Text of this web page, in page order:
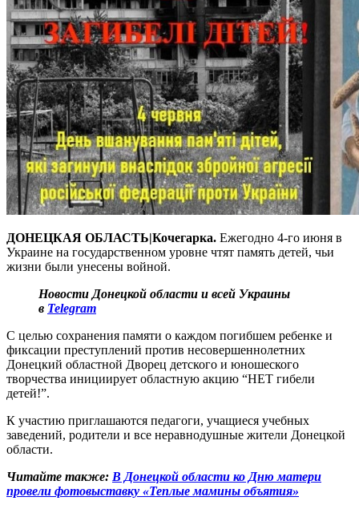
ДОНЕЦКАЯ ОБЛАСТЬ|Кочегарка. Ежегодно 4-го июня в
Украине на государственном уровне чтят память детей, чьи
жизни были унесены войной.
Новости Донецкой области и всей Украины
в Telegram
С целью сохранения памяти о каждом погибшем ребенке и
фиксации преступлений против несовершеннолетних
Донецкий областной Дворец детского и юношеского
творчества инициирует областную акцию “НЕТ гибели
детей!”.
К участию приглашаются педагоги, учащиеся учебных
заведений, родители и все неравнодушные жители Донецкой
области.
Читайте также: В Донецкой области ко Дню матери
провели фотовыставку «Теплые мамины объятия»